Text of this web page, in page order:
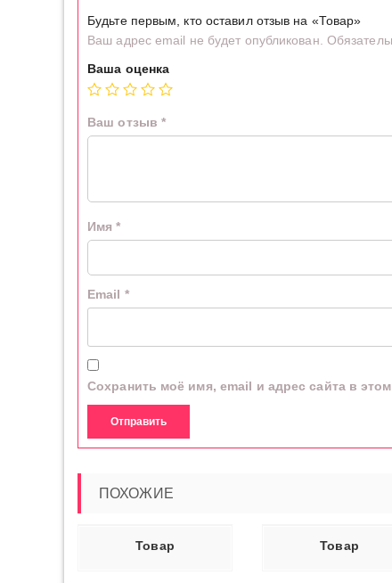
Будьте первым, кто оставил отзыв на «Товар»
Ваш адрес email не будет опубликован.
Ваша оценка
Ваш отзыв *
Имя*
Email *
Сохранить моё имя, email и адрес сайта в
ПОХОЖИЕ
Товар Товар